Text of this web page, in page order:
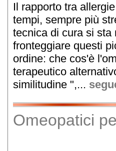
Il rapporto tra
tempi, sempre più
tecnica di cura si sta
fronteggiare questi
ordine: che cos'è
terapeutico
similitudine ",...
Omeopatici